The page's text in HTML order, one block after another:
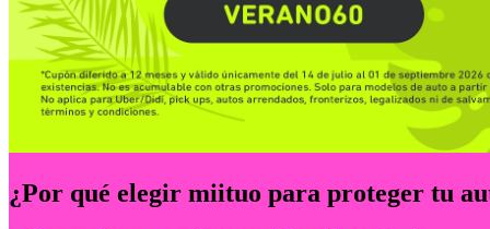
¿Por qué elegir miituo para proteger tu